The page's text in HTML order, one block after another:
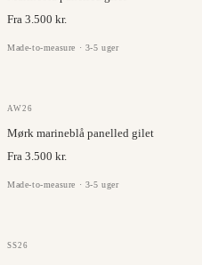
Fra 3.500 kr.
Made-to-measure · 3-5 uger
OLMETEX
AW26
Mørk marineblå panelled gilet
Fra 3.500 kr.
Made-to-measure · 3-5 uger
SS26